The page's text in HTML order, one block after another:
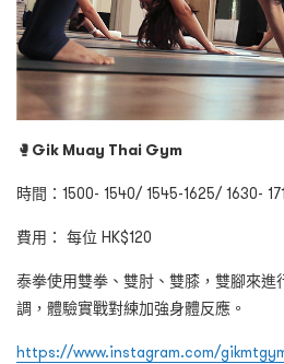
🥊 Gik Muay Thai Gym
時間：1500- 1540/ 1545-1625/ 1630-
費用： 每位 HK$120
泰拳使用雙拳、雙肘、雙膝，雙腳來進
調，體驗實戰對練加強身體反應。
https://www.instagram.com/